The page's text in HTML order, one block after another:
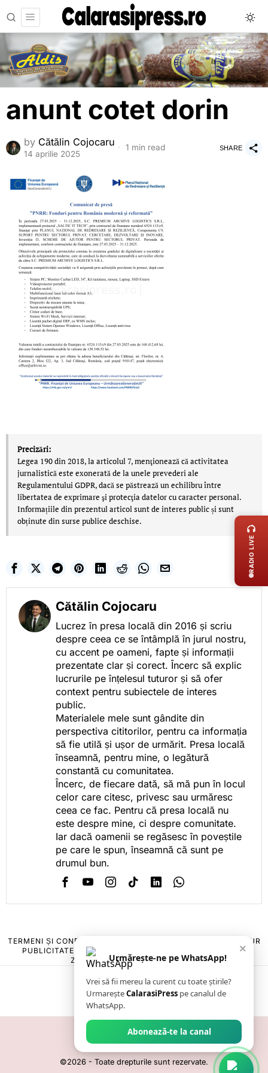
anunt cotet dorin
by Cătălin Cojocaru
14 aprilie 2025
1 min read SHARE
Precizări:
Legea 190 din 2018, la articolul 7, menţionează că activitatea
jurnalistică este exonerată de la unele prevederi ale
Regulamentului GDPR, dacă se păstrează un echilibru între
libertatea de exprimare şi protecţia datelor cu caracter personal.
Informațiile din prezentul articol sunt de interes public și sunt
obținute din surse publice deschise.
Cătălin Cojocaru
Lucrez în presa locală din 2016 și scriu
despre ceea ce se întâmplă în jurul nostru,
cu accent pe oameni, fapte și informații
prezentate clar și corect. Încerc să explic
lucrurile pe înțelesul tuturor și să ofer
context pentru subiectele de interes
public.
Materialele mele sunt gândite din
perspectiva cititorilor, pentru ca informația
să fie utilă și ușor de urmărit. Presa locală
înseamnă, pentru mine, o legătură
constantă cu comunitatea.
Încerc, de fiecare dată, să mă pun în locul
celor care citesc, privesc sau urmăresc
ceea ce fac. Pentru că presa locală nu
este despre mine, ci despre comunitate.
Iar dacă oamenii se regăsesc în poveștile
pe care le spun, înseamnă că sunt pe
drumul bun.
TERMENI ȘI CONDIȚII
POLITICA DE ANULARE & RETUR
PUBLICITATE ONLINE & TIPĂRITĂ
CONTACT
ZIARUL ANUNȚUL CĂLĂRĂȘEAN
©2026 - Toate drepturile sunt rezervate.
×
Urmărește-ne pe WhatsApp!
Vrei să fii mereu la curent cu toate știrile?
UrmareșteCalarasiPress pe canalul de
WhatsApp.
Abonează-te la canal
RADIO LIVE